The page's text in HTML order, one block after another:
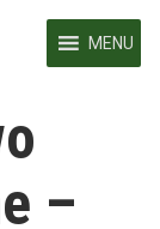
MENU
–